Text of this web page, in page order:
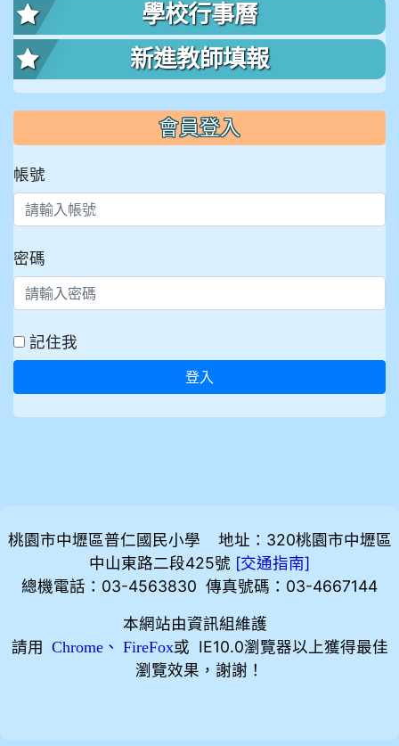
學校行事曆
新進教師填報
會員登入
帳號
密碼
記住我
登入
桃園市中壢區普仁國民小學 地址：320桃園市中壢區
中山東路二段425號 [交通指南]
總機電話：03-4563830 傳真號碼：03-4667144
本網站由資訊組維護
請用
Chrome、 FireFox或 IE10.0瀏覽器以上獲得最佳
瀏覽效果，謝謝！